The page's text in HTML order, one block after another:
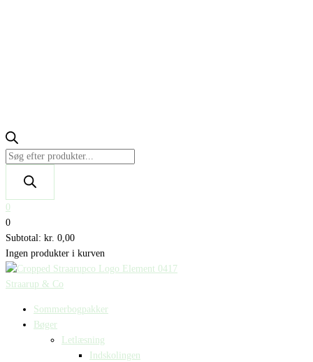
0
0
Subtotal: kr. 0,00
Ingen produkter i kurven
Straarup & Co
Sommerbogpakker
Bøger
Letlæsning
Indskolingen